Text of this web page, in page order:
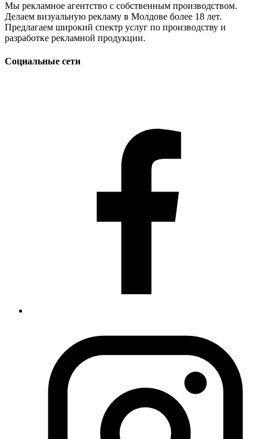
Мы рекламное агентство с собственным производством.
Делаем визуальную рекламу в Молдове более 18 лет.
Предлагаем широкий спектр услуг по производству и
разработке рекламной продукции.
Социальные сети